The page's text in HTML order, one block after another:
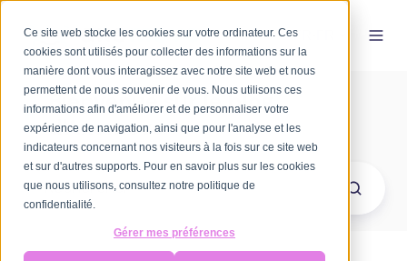
Ce site web stocke les cookies sur votre ordinateur. Ces
cookies sont utilisés pour collecter des informations sur la
manière dont vous interagissez avec notre site web et nous
permettent de nous souvenir de vous. Nous utilisons ces
informations afin d'améliorer et de personnaliser votre
expérience de navigation, ainsi que pour l'analyse et les
indicateurs concernant nos visiteurs à la fois sur ce site web
et sur d'autres supports. Pour en savoir plus sur les cookies
que nous utilisons, consultez notre politique de
confidentialité.
Gérer mes préférences
FR-FR
Bienvenue sur le blog
d'Axomove